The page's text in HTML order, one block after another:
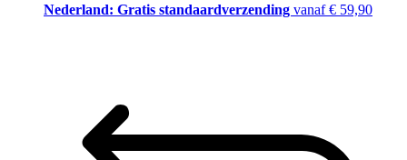
Nederland: Gratis standaardverzending vanaf € 59,90